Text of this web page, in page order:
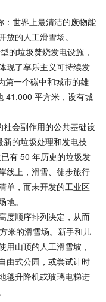
：世界上最清洁的废物能
的人工滑雪场。
的垃圾焚烧发电设施，
现了享乐主义可持续发
第一个碳中和城市的雄
41,000 平方米，设有城
会副作用的公共基础设
的垃圾处理和发电技
有 50 年历史的垃圾发
线上，滑雪、徒步旅行
单，而未开发的工业区
。
度顺序排列决定，从而
米的滑雪场。新手和儿
用山顶的人工滑雪坡，
由式公园，或尝试计时
毯升降机或玻璃电梯进